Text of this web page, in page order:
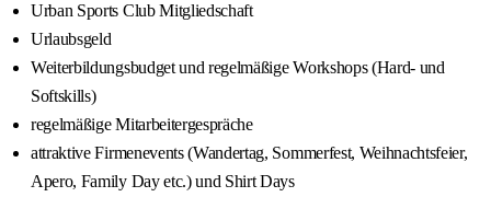
Urban Sports Club Mitgliedschaft
Urlaubsgeld
Weiterbildungsbudget und regelmäßige Workshops (Hard- und
Softskills)
regelmäßige Mitarbeitergespräche
attraktive Firmenevents (Wandertag, Sommerfest, Weihnachtsfeier,
Apero, Family Day etc.) und Shirt Days